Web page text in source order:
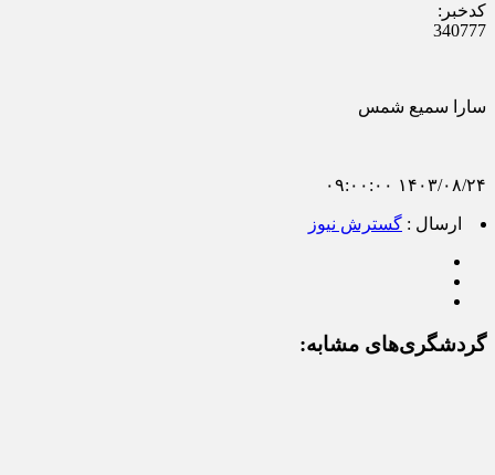
کدخبر:
340777
سارا سمیع شمس
۱۴۰۳/۰۸/۲۴ ۰۹:۰۰:۰۰
ارسال : گسترش نیوز
گردشگری‌های مشابه: